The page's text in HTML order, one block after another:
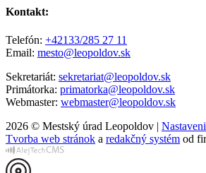
Kontakt:
Telefón: +42133/285 27 11
Email: mesto@leopoldov.sk
Sekretariát: sekretariat@leopoldov.sk
Primátorka: primatorka@leopoldov.sk
Webmaster: webmaster@leopoldov.sk
2026 © Mestský úrad Leopoldov |
Tvorba web stránok a redakčný systém od